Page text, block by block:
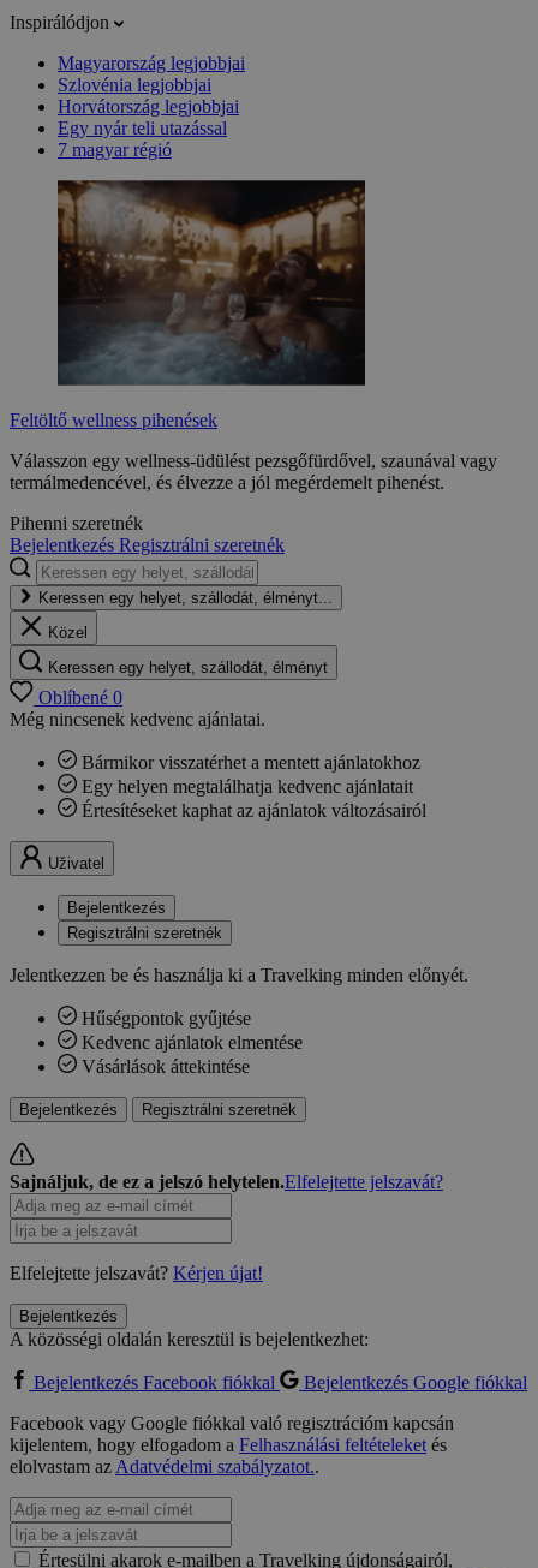
Inspirálódjon
Magyarország legjobbjai
Szlovénia legjobbjai
Horvátország legjobbjai
Egy nyár teli utazással
7 magyar régió
Feltöltő wellness pihenések
Válasszon egy wellness-üdülést pezsgőfürdővel, szaunával vagy
termálmedencével, és élvezze a jól megérdemelt pihenést.
Pihenni szeretnék
Bejelentkezés Regisztrálni szeretnék
Keressen egy helyet, szállodát, élményt...
Közel
Keressen egy helyet, szállodát, élményt
Oblíbené 0
Még nincsenek kedvenc ajánlatai.
Bármikor visszatérhet a mentett ajánlatokhoz
Egy helyen megtalálhatja kedvenc ajánlatait
Értesítéseket kaphat az ajánlatok változásairól
Uživatel
Bejelentkezés
Regisztrálni szeretnék
Jelentkezzen be és használja ki a Travelking minden előnyét.
Hűségpontok gyűjtése
Kedvenc ajánlatok elmentése
Vásárlások áttekintése
Bejelentkezés Regisztrálni szeretnék
Sajnáljuk, de ez a jelszó helytelen.Elfelejtette jelszavát?
Elfelejtette jelszavát? Kérjen újat!
Bejelentkezés
A közösségi oldalán keresztül is bejelentkezhet:
Bejelentkezés Facebook fiókkal
Bejelentkezés Google fiókkal
Facebook vagy Google fiókkal való regisztrációm kapcsán
kijelentem, hogy elfogadom a Felhasználási feltételeketés
elolvastam azAdatvédelmi szabályzatot..
Értesülni akarok e-mailben a Travelking újdonságairól,